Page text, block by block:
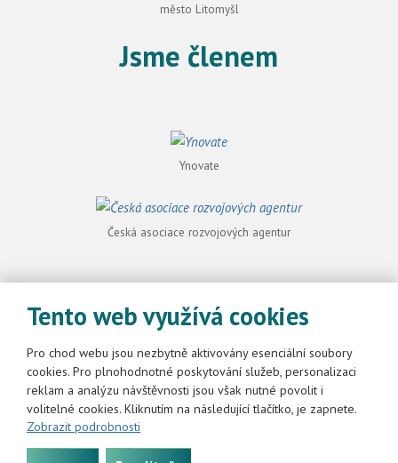
město Litomyšl
Jsme členem
Ynovate
Česká asociace rozvojových agentur
2026, Regionální rozvojová agentura Pardubického kraje
Mapa stránek
Tento web je chráněn pomocí Google ReCAPTCHA a platí pro něj
Tento web využívá cookies
Pro chod webu jsou nezbytně aktivovány esenciální soubory
cookies. Pro plnohodnotné poskytování služeb, personalizaci
reklam a analýzu návštěvnosti jsou však nutné povolit i
volitelné cookies. Kliknutím na následující tlačítko, je zapnete.
Zobrazit podrobnosti